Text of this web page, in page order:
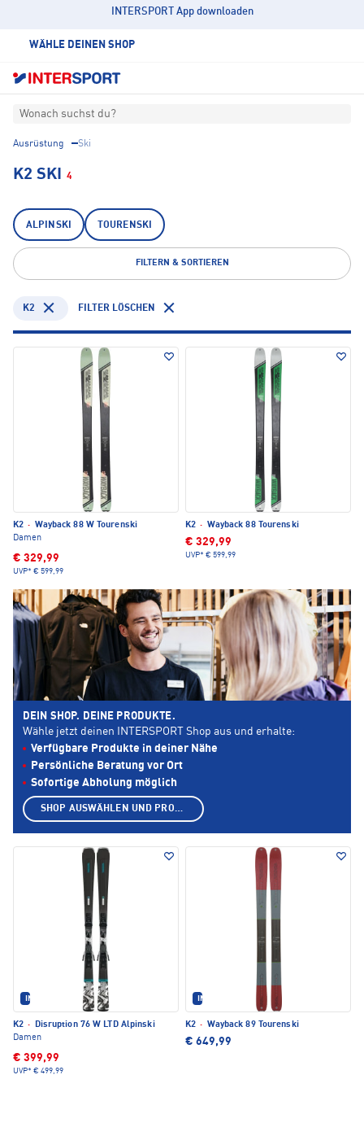
INTERSPORT App downloaden
WÄHLE DEINEN SHOP
Wonach suchst du?
Ausrüstung Ski
K2 SKI 4
ALPINSKI TOURENSKI
FILTERN & SORTIEREN
K2 FILTER LÖSCHEN
K2 · Wayback 88 W Tourenski
Damen
€ 329,99
UVP* € 599,99
K2 · Wayback 88 Tourenski
€ 329,99
UVP* € 599,99
IM SET ERHÄLTLICH
K2 ·
Disruption 76 W LTD Alpinski
Damen
€ 399,99
UVP* € 499,99
IM SET ERHÄLTLICH
K2 · Wayback 89 Tourenski
€ 649,99
DEIN SHOP. DEINE PRODUKTE.
Wähle jetzt deinen INTERSPORT Shop aus und erhalte:
Verfügbare Produkte in deiner Nähe
Persönliche Beratung vor Ort
Sofortige Abholung möglich
SHOP AUSWÄHLEN UND PRODUKTE ANZEIGEN